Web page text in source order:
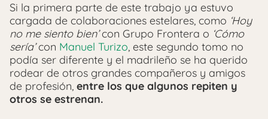
Si la primera parte de este trabajo ya estuvo
cargada de colaboraciones estelares, como ‘Hoy
no me siento bien’con Grupo Frontera o ‘Cómo
sería’con Manuel Turizo, este segundo tomo no
podía ser diferente y el madrileño se ha querido
rodear de otros grandes compañeros y amigos
de profesión, entre los que algunos repiten y
otros se estrenan.